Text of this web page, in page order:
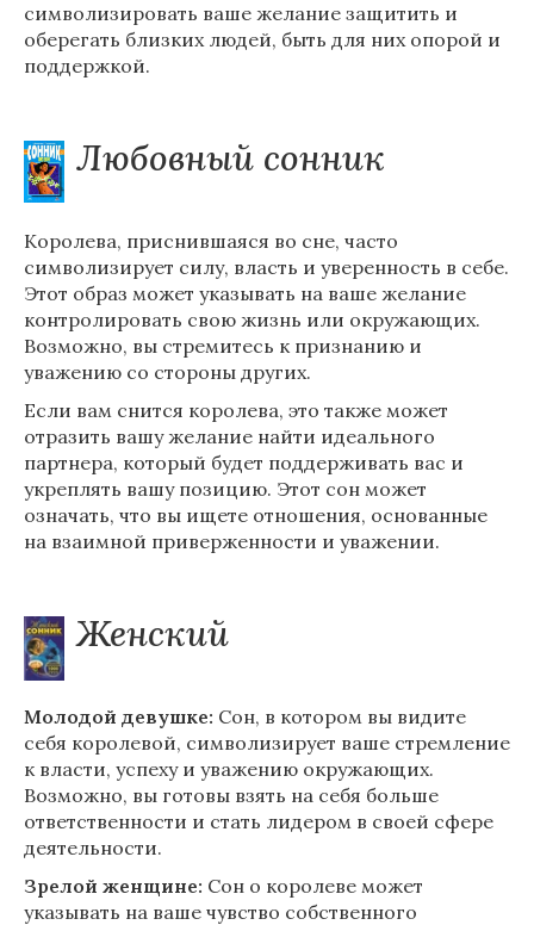
символизировать ваше желание защитить и
оберегать близких людей, быть для них опорой и
поддержкой.
Любовный сонник
Королева, приснившаяся во сне, часто
символизирует силу, власть и уверенность в себе.
Этот образ может указывать на ваше желание
контролировать свою жизнь или окружающих.
Возможно, вы стремитесь к признанию и
уважению со стороны других.
Если вам снится королева, это также может
отразить вашу желание найти идеального
партнера, который будет поддерживать вас и
укреплять вашу позицию. Этот сон может
означать, что вы ищете отношения, основанные
на взаимной приверженности и уважении.
Женский
Молодой девушке: Сон, в котором вы видите
себя королевой, символизирует ваше стремление
к власти, успеху и уважению окружающих.
Возможно, вы готовы взять на себя больше
ответственности и стать лидером в своей сфере
деятельности.
Зрелой женщине: Сон о королеве может
указывать на ваше чувство собственного